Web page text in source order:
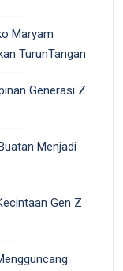
Maryam
TurunTangan
Generasi Z
Menjadi
Gen Z